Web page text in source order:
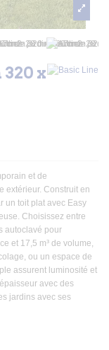
x
et de
extérieur. Construit en
un toit plat avec Easy
Choisissez entre
autoclavé pour
et 17,5 m³ de volume,
ou un espace de
assurent luminosité et
avec des
jardins avec ses